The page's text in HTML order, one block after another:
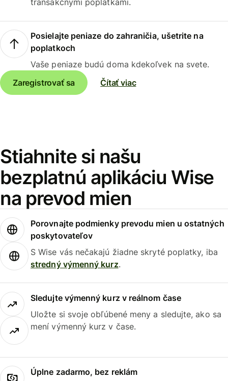
transakčnými poplatkami.
Posielajte peniaze do zahraničia, ušetrite na
poplatkoch
Vaše peniaze budú doma kdekoľvek na svete.
Zaregistrovať sa
Čítať viac
Stiahnite si našu
bezplatnú aplikáciu Wise
na prevod mien
Porovnajte podmienky prevodu mien u ostatných
poskytovateľov
S Wise vás nečakajú žiadne skryté poplatky, iba
stredný výmenný kurz.
Sledujte výmenný kurz v reálnom čase
Uložte si svoje obľúbené meny a sledujte, ako sa
mení výmenný kurz v čase.
Úplne zadarmo, bez reklám